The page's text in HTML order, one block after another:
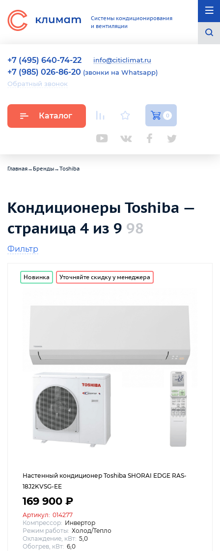
Системы кондиционирования
и вентиляции
+7 (495) 640-74-22 info@citiclimat.ru
+7 (985) 026-86-20 (звонки на Whatsapp)
Обратный звонок
Каталог 0
Главная→ Бренды→Toshiba
Кондиционеры Toshiba —
страница 4 из 9 98
Фильтр
Новинка Уточняйте скидку у менеджера
Настенный кондиционер Toshiba SHORAI EDGE RAS-
18J2KVSG-EE
169 900 ₽
Артикул: 014277
Компрессор: Инвертор
Режим работы: Холод/Тепло
Охлаждение, кВт: 5,0
Обогрев, кВт: 6,0